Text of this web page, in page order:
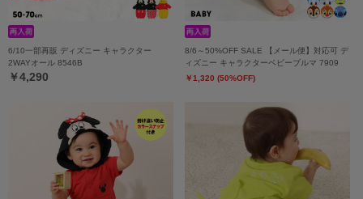
6/10一部再販 ディズニー キャラクター
2WAYオール 8546B
￥4,290
8/6～50%OFF SALE 【メール便】対応可 デ
ィズニー キャラクターベビーブルマ 7909
￥1,320 (50%OFF)